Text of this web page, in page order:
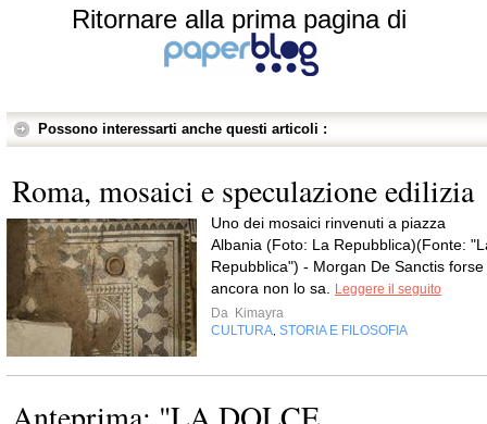
Ritornare alla prima pagina di
Possono interessarti anche questi articoli :
Roma, mosaici e speculazione edilizia
Uno dei mosaici rinvenuti a piazza
Albania (Foto: La Repubblica)(Fonte:
Repubblica") - Morgan De Sanctis forse
ancora non lo sa.
Leggere il seguito
Da Kimayra
CULTURA STORIA E FILOSOFIA